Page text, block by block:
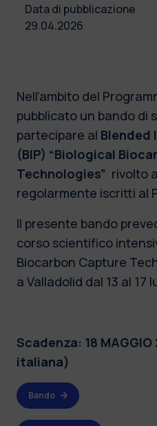
Data di pubblicazione
29.04.2026
Nell’ambito del
pubblicato un bando di
partecipare al Blended
(BIP) “Biological
Technologies” rivolto
regolarmente iscritti al
Il presente bando
corso scientifico
Biocarbon Capture
a Valladolid dal 13 al 17
Scadenza: 18
italiana)
Bando